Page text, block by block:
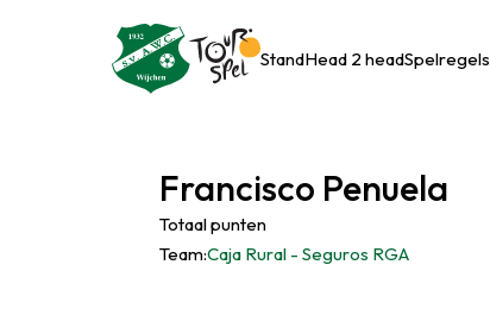
StandHead 2 headSpelregels
Francisco Penuela
Totaal punten
Team:Caja Rural - Seguros RGA